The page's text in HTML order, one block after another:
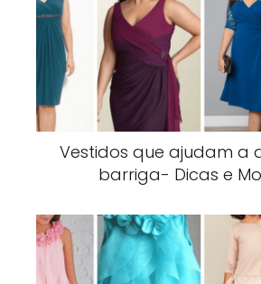
Vestidos que ajudam a
barriga- Dicas e